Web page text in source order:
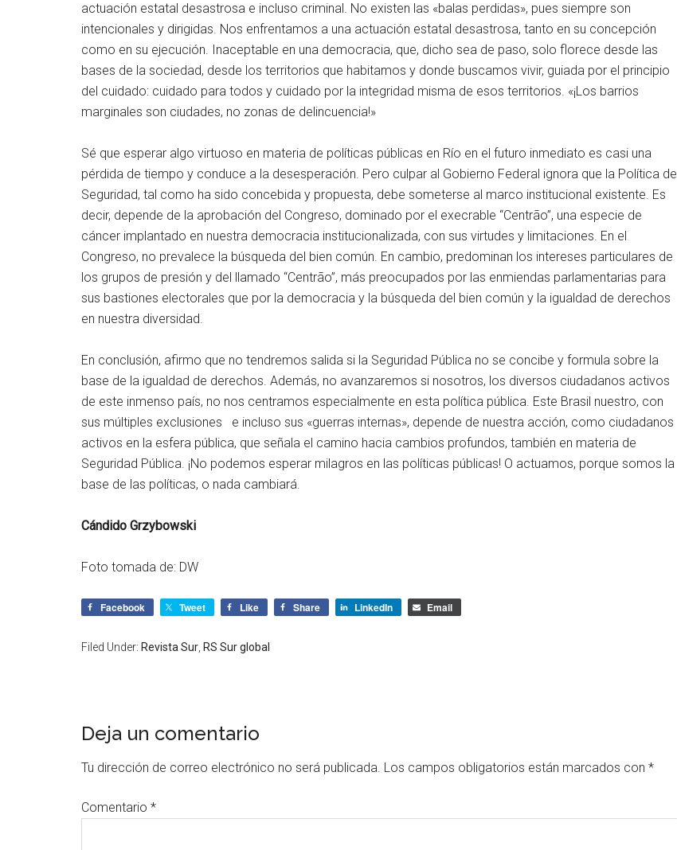
actuación estatal desastrosa e incluso criminal. No existen las «balas perdidas», pues siempre son
intencionales y dirigidas. Nos enfrentamos a una actuación estatal desastrosa, tanto en su concepción
como en su ejecución. Inaceptable en una democracia, que, dicho sea de paso, solo florece desde las
bases de la sociedad, desde los territorios que habitamos y donde buscamos vivir, guiada por el principio
del cuidado: cuidado para todos y cuidado por la integridad misma de esos territorios. «¡Los barrios
marginales son ciudades, no zonas de delincuencia!»
Sé que esperar algo virtuoso en materia de políticas públicas en Río en el futuro inmediato es casi una
pérdida de tiempo y conduce a la desesperación. Pero culpar al Gobierno Federal ignora que la Política de
Seguridad, tal como ha sido concebida y propuesta, debe someterse al marco institucional existente. Es
decir, depende de la aprobación del Congreso, dominado por el execrable “Centrão”, una especie de
cáncer implantado en nuestra democracia institucionalizada, con sus virtudes y limitaciones. En el
Congreso, no prevalece la búsqueda del bien común. En cambio, predominan los intereses particulares de
los grupos de presión y del llamado “Centrão”, más preocupados por las enmiendas parlamentarias para
sus bastiones electorales que por la democracia y la búsqueda del bien común y la igualdad de derechos
en nuestra diversidad.
En conclusión, afirmo que no tendremos salida si la Seguridad Pública no se concibe y formula sobre la
base de la igualdad de derechos. Además, no avanzaremos si nosotros, los diversos ciudadanos activos
de este inmenso país, no nos centramos especialmente en esta política pública. Este Brasil nuestro, con
sus múltiples exclusiones e incluso sus «guerras internas», depende de nuestra acción, como ciudadanos
activos en la esfera pública, que señala el camino hacia cambios profundos, también en materia de
Seguridad Pública. ¡No podemos esperar milagros en las políticas públicas! O actuamos, porque somos la
base de las políticas, o nada cambiará.
Cándido Grzybowski
Foto tomada de: DW
Facebook Tweet Like Share LinkedIn Email
Filed Under: Revista Sur RS Sur global
Deja un comentario
Tu dirección de correo electrónico no será publicada. Los campos obligatorios están marcados con *
Comentario *